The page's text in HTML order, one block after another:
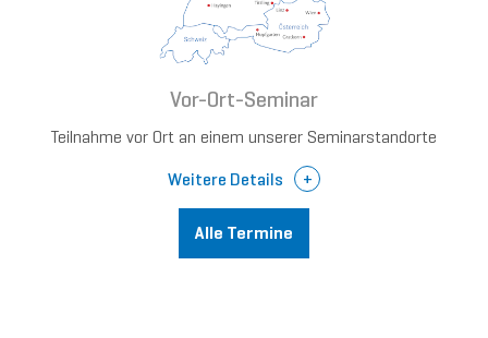
Vor-Ort-Seminar
Teilnahme vor Ort an einem unserer Seminarstandorte
Weitere Details
Alle Termine